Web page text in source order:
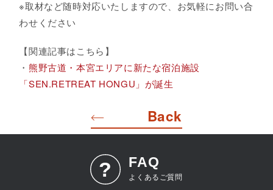
※取材など随時対応いたしますので、お気軽にお問い合
わせください
【関連記事はこちら】
・ 熊野古道・本宮エリアに新たな宿泊施設
「SEN.RETREAT HONGU」が誕生
Back
FAQ
よくあるご質問